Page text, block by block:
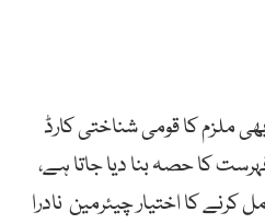
کا قومی شناختی کارڈ
کا حصہ بنا دیا جاتا ہے،
کا اختیار چیئرمین نادرا